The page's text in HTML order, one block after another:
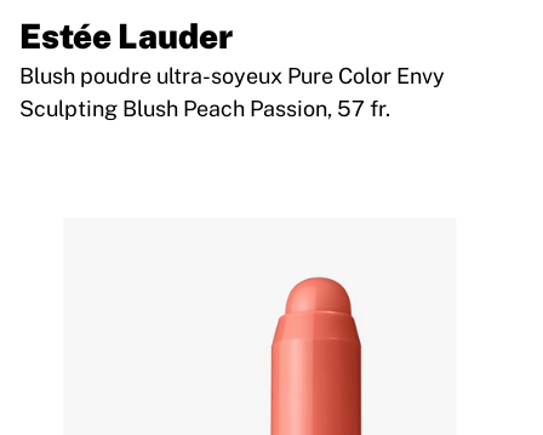
Estée Lauder
Blush poudre ultra-soyeux Pure Color Envy
Sculpting Blush Peach Passion, 57 fr.